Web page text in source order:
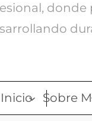
Inicio Sobre